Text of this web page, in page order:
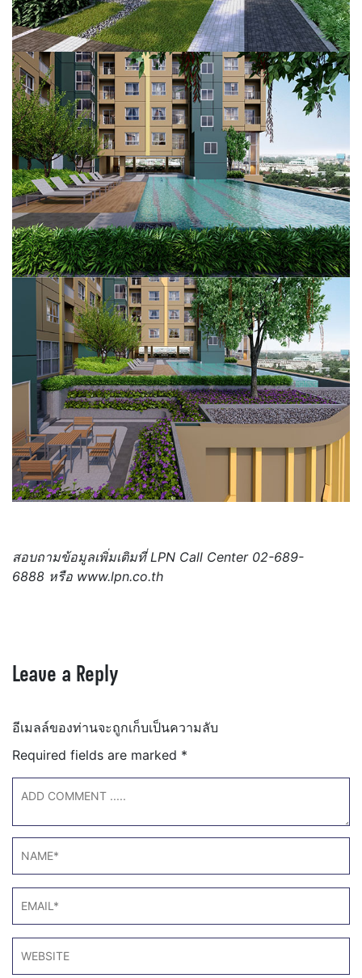
สอบถามข้อมูลเพิ่มเติมที่ LPN Call Center 02-689-
6888 หรือ www.lpn.co.th
Leave a Reply
อีเมลล์ของท่านจะถูกเก็บเป็นความลับ
Required fields are marked *